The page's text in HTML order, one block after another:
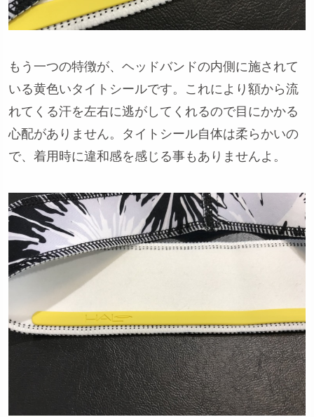
もう一つの特徴が、ヘッドバンドの内側に施されて
いる黄色いタイトシールです。これにより額から流
れてくる汗を左右に逃がしてくれるので目にかかる
心配がありません。タイトシール自体は柔らかいの
で、着用時に違和感を感じる事もありませんよ。